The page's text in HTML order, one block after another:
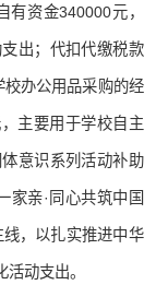
资金340000元，
出；代扣代缴税款
办公用品采购的经
主要用于学校自主
意识系列活动补助
家亲·同心共筑中国
，以扎实推进中华
动支出。